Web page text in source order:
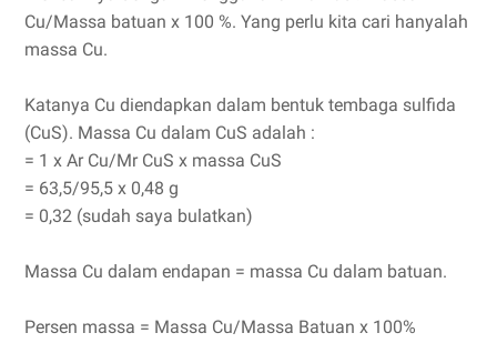
Cu/Massa batuan x 100 %. Yang perlu kita cari hanyalah
massa Cu.
Katanya Cu diendapkan dalam bentuk tembaga sulfida
(CuS). Massa Cu dalam CuS adalah :
= 1 x Ar Cu/Mr CuS x massa CuS
= 63,5/95,5 x 0,48 g
= 0,32 (sudah saya bulatkan)
Massa Cu dalam endapan = massa Cu dalam batuan.
Persen massa = Massa Cu/Massa Batuan x 100%